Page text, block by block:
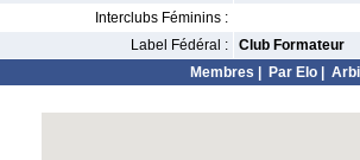
Interclubs Féminins :
Label Fédéral :
Club Formateur
Membres
Par Elo